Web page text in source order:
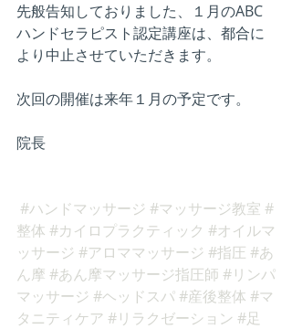
先般告知しておりました、１月のABC
ハンドセラピスト認定講座は、都合に
より中止させていただきます。
次回の開催は来年１月の予定です。
院長
#ハンドマッサージ #マッサージ教室 #
整体 #カイロプラクティック #オイルマ
ッサージ #アロママッサージ #指圧 #あ
ん摩 #あん摩マッサージ指圧師 #リンパ
マッサージ #ヘッドスパ#産後整体 #マ
タニティケア #リラクゼーション #足